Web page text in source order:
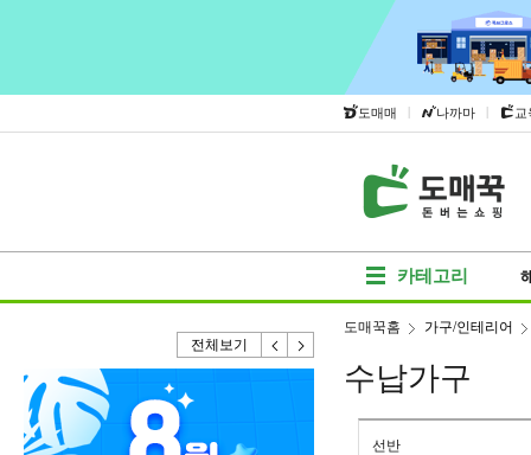
도매매 | 나까마 | 교
카테고리
전체보기
도매꾹홈 가구/인테리어
수납가구
선반